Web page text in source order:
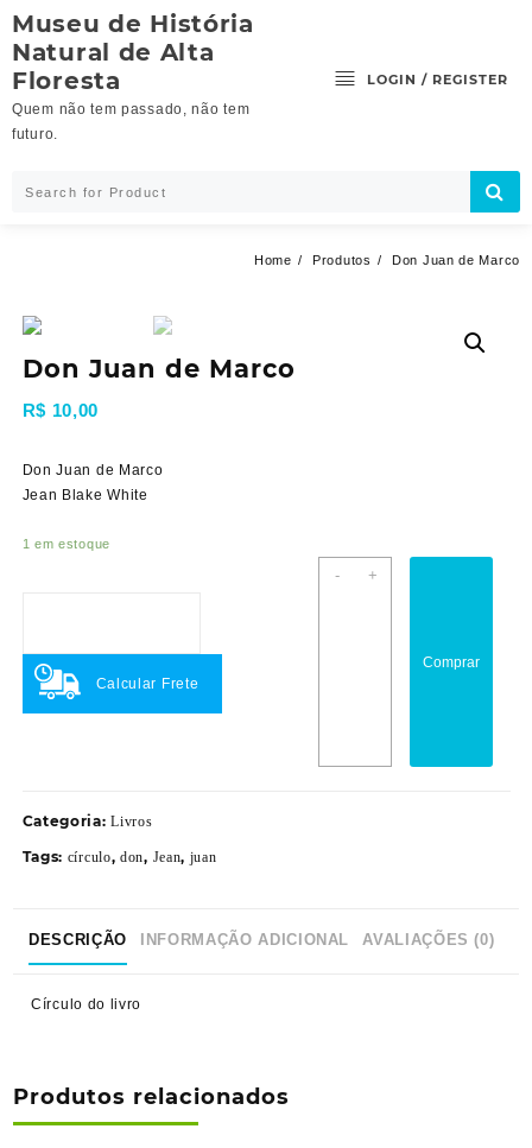
content
Museu de História
Natural de Alta
Floresta
Quem não tem passado, não tem
futuro.
LOGIN / REGISTER
Home Produtos Don Juan de Marco
Don Juan de Marco
R$ 10,00
Don Juan de Marco
Jean Blake White
1 em estoque
Calcular Frete
-
Don
quantidade
+
Comprar
Categoria:Livros
Tags: círculo,don, Jean, juan
DESCRIÇÃO INFORMAÇÃO ADICIONAL AVALIAÇÕES (0)
Círculo do livro
Produtos relacionados